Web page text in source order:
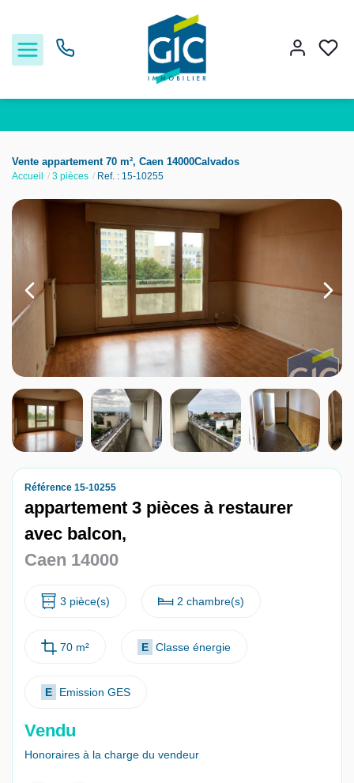
Acheter
Louer
Estimer
Nos services
Nos agences
Nous contacter
Nous rejoindre
Vente appartement 70 m², Caen 14000Calvados
Accueil 3 pièces Ref. : 15-10255
Référence 15-10255
appartement 3 pièces à restaurer
avec balcon,
Caen 14000
3 pièce(s) 2 chambre(s)
70 m² E Classe énergie
E Emission GES
Vendu
Honoraires à la charge du vendeur